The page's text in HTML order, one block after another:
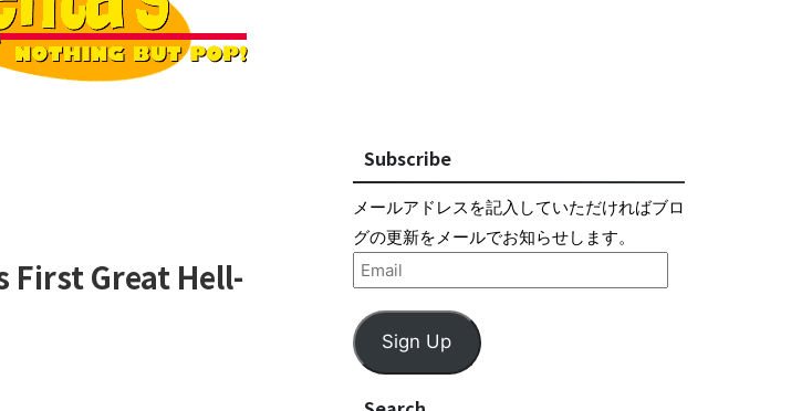
First Great Hell-
Subscribe
メールアドレスを記入していただければブロ
グの更新をメールでお知らせします。
Sign Up